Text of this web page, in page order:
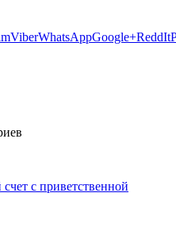
ViberWhatsAppGoogle+ReddIt
с приветственной